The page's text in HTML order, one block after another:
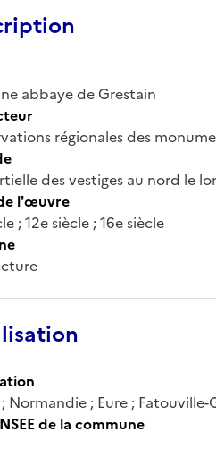
abbaye de Grestain
régionales des
des vestiges au nord le
l'œuvre
; 12e siècle ; 16e siècle
Normandie ; Eure ; Fatouville-
de la commune